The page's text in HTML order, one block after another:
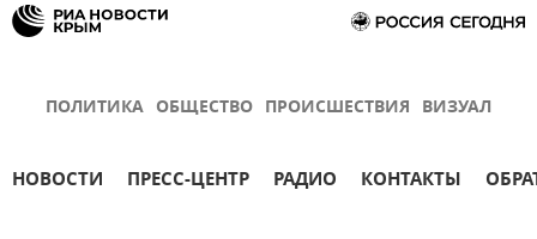
ПОЛИТИКА ОБЩЕСТВО ПРОИСШЕСТВИЯ ВИЗУАЛ
НОВОСТИ ПРЕСС-ЦЕНТР РАДИО КОНТАКТЫ